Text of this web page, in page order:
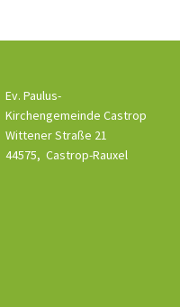
Ev. Paulus-
Kirchengemeinde Castrop
Wittener Straße 21
44575, Castrop-Rauxel